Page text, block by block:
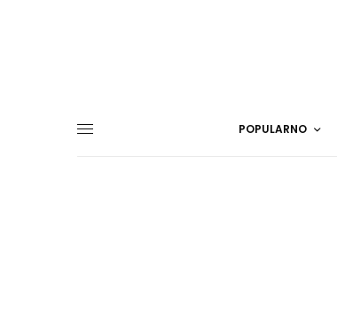
POPULARNO